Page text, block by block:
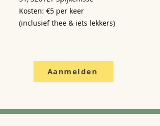
Kosten: €5 per keer
(inclusief thee & iets lekkers)
Aanmelden